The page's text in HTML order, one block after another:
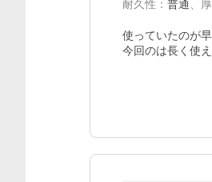
耐久性 ： 普通
使っていたのが
今回のは長く使え